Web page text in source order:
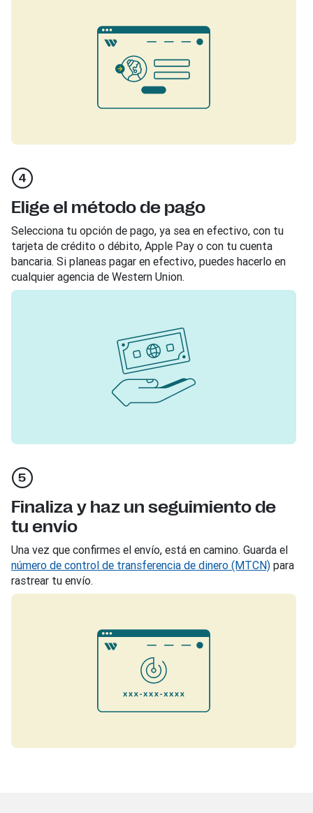
Elige el método de pago
Selecciona tu opción de pago, ya sea en efectivo, con tu
tarjeta de crédito o débito, Apple Pay o con tu cuenta
bancaria. Si planeas pagar en efectivo, puedes hacerlo en
cualquier agencia de Western Union.
Finaliza y haz un seguimiento de
tu envío
Una vez que confirmes el envío, está en camino. Guarda el
número de control de transferencia de dinero (MTCN) para
rastrear tu envío.